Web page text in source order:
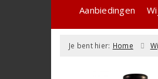
Aanbiedingen
Je bent hier: Home